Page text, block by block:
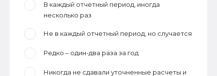
В каждый отчетный период, иногда
несколько раз
Не в каждый отчетный период, но случается
Редко – один-два раза за год
Никогда не сдавали уточненные расчеты и